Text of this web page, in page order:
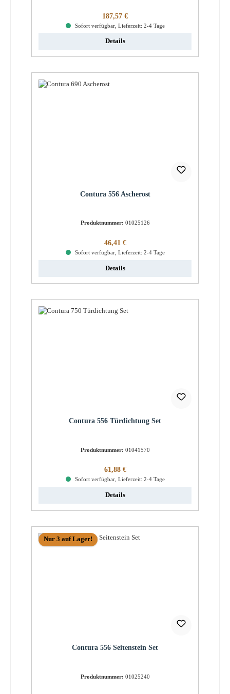
Regulärer Preis:
187,57 €
Sofort verfügbar, Lieferzeit: 2-4 Tage
Details
Contura 556 Ascherost
Produktnummer: 01025126
Regulärer Preis:
46,41 €
Sofort verfügbar, Lieferzeit: 2-4 Tage
Details
Contura 556 Türdichtung Set
Produktnummer: 01041570
Regulärer Preis:
61,88 €
Sofort verfügbar, Lieferzeit: 2-4 Tage
Details
Nur 3 auf Lager!
Contura 556 Seitenstein Set
Produktnummer: 01025240